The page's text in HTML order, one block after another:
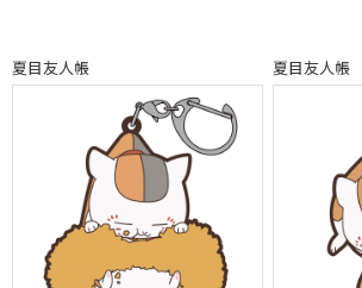
夏目友人帳 夏目友人帳